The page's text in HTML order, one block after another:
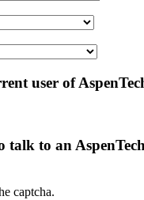
user of
talk to an
captcha.